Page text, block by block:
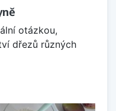
otázkou,
dřezů různých